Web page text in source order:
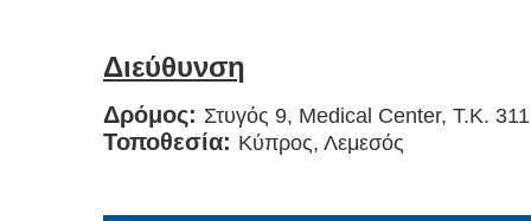
Διεύθυνση
Δρόμος: Στυγός 9, Medical Center, Τ.Κ.
Τοποθεσία: Κύπρος, Λεμεσός